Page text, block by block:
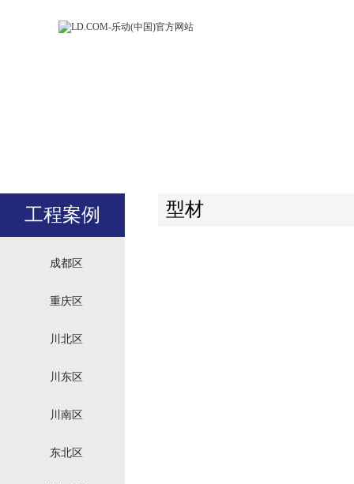
工程案例
成都区
重庆区
川北区
川东区
川南区
东北区
型材